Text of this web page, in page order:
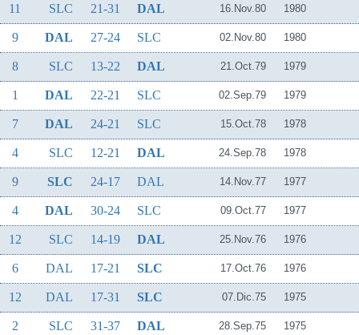
11 SLC 21-31 DAL 16.Nov.80 1980
9 DAL 27-24 SLC 02.Nov.80 1980
8 SLC 13-22 DAL 21.Oct.79 1979
1 DAL 22-21 SLC 02.Sep.79 1979
7 DAL 24-21 SLC 15.Oct.78 1978
4 SLC 12-21 DAL 24.Sep.78 1978
9 SLC 24-17 DAL 14.Nov.77 1977
4 DAL 30-24 SLC 09.Oct.77 1977
12 SLC 14-19 DAL 25.Nov.76 1976
6 DAL 17-21 SLC 17.Oct.76 1976
12 DAL 17-31 SLC 07.Dic.75 1975
2 SLC 31-37 DAL 28.Sep.75 1975